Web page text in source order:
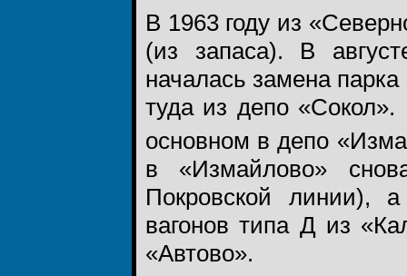
В 1963 году из
(из запаса). В
началась замена
туда из депо
основном в депо
в «Измайлово»
Покровской линии),
вагонов типа Д из
«Автово».